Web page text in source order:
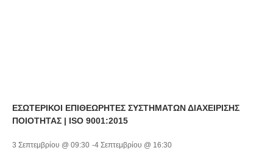
ΕΣΩΤΕΡΙΚΟΙ ΕΠΙΘΕΩΡΗΤΕΣ ΣΥΣΤΗΜΑΤΩΝ ΔΙΑΧΕΙΡΙΣΗΣ
ΠΟΙΟΤΗΤΑΣ | ISO 9001:2015
3 Σεπτεμβρίου @ 09:30 -4 Σεπτεμβρίου @ 16:30